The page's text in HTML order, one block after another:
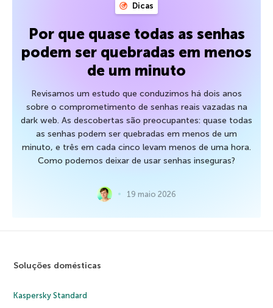
Dicas
Por que quase todas as senhas
podem ser quebradas em menos
de um minuto
Revisamos um estudo que conduzimos há dois anos
sobre o comprometimento de senhas reais vazadas na
dark web. As descobertas são preocupantes: quase todas
as senhas podem ser quebradas em menos de um
minuto, e três em cada cinco levam menos de uma hora.
Como podemos deixar de usar senhas inseguras?
19 maio 2026
Soluções domésticas
Kaspersky Standard